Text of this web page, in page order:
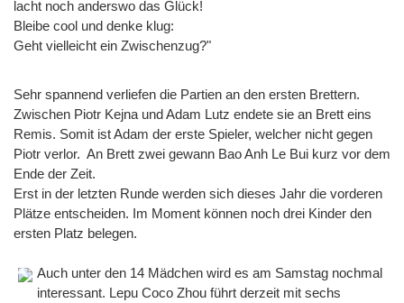
lacht noch anderswo das Glück!
Bleibe cool und denke klug:
Geht vielleicht ein Zwischenzug?"
Sehr spannend verliefen die Partien an den ersten Brettern.
Zwischen Piotr Kejna und Adam Lutz endete sie an Brett eins
Remis. Somit ist Adam der erste Spieler, welcher nicht gegen
Piotr verlor. An Brett zwei gewann Bao Anh Le Bui kurz vor dem
Ende der Zeit.
Erst in der letzten Runde werden sich dieses Jahr die vorderen
Plätze entscheiden. Im Moment können noch drei Kinder den
ersten Platz belegen.
Auch unter den 14 Mädchen wird es am Samstag nochmal
interessant. Lepu Coco Zhou führt derzeit mit sechs